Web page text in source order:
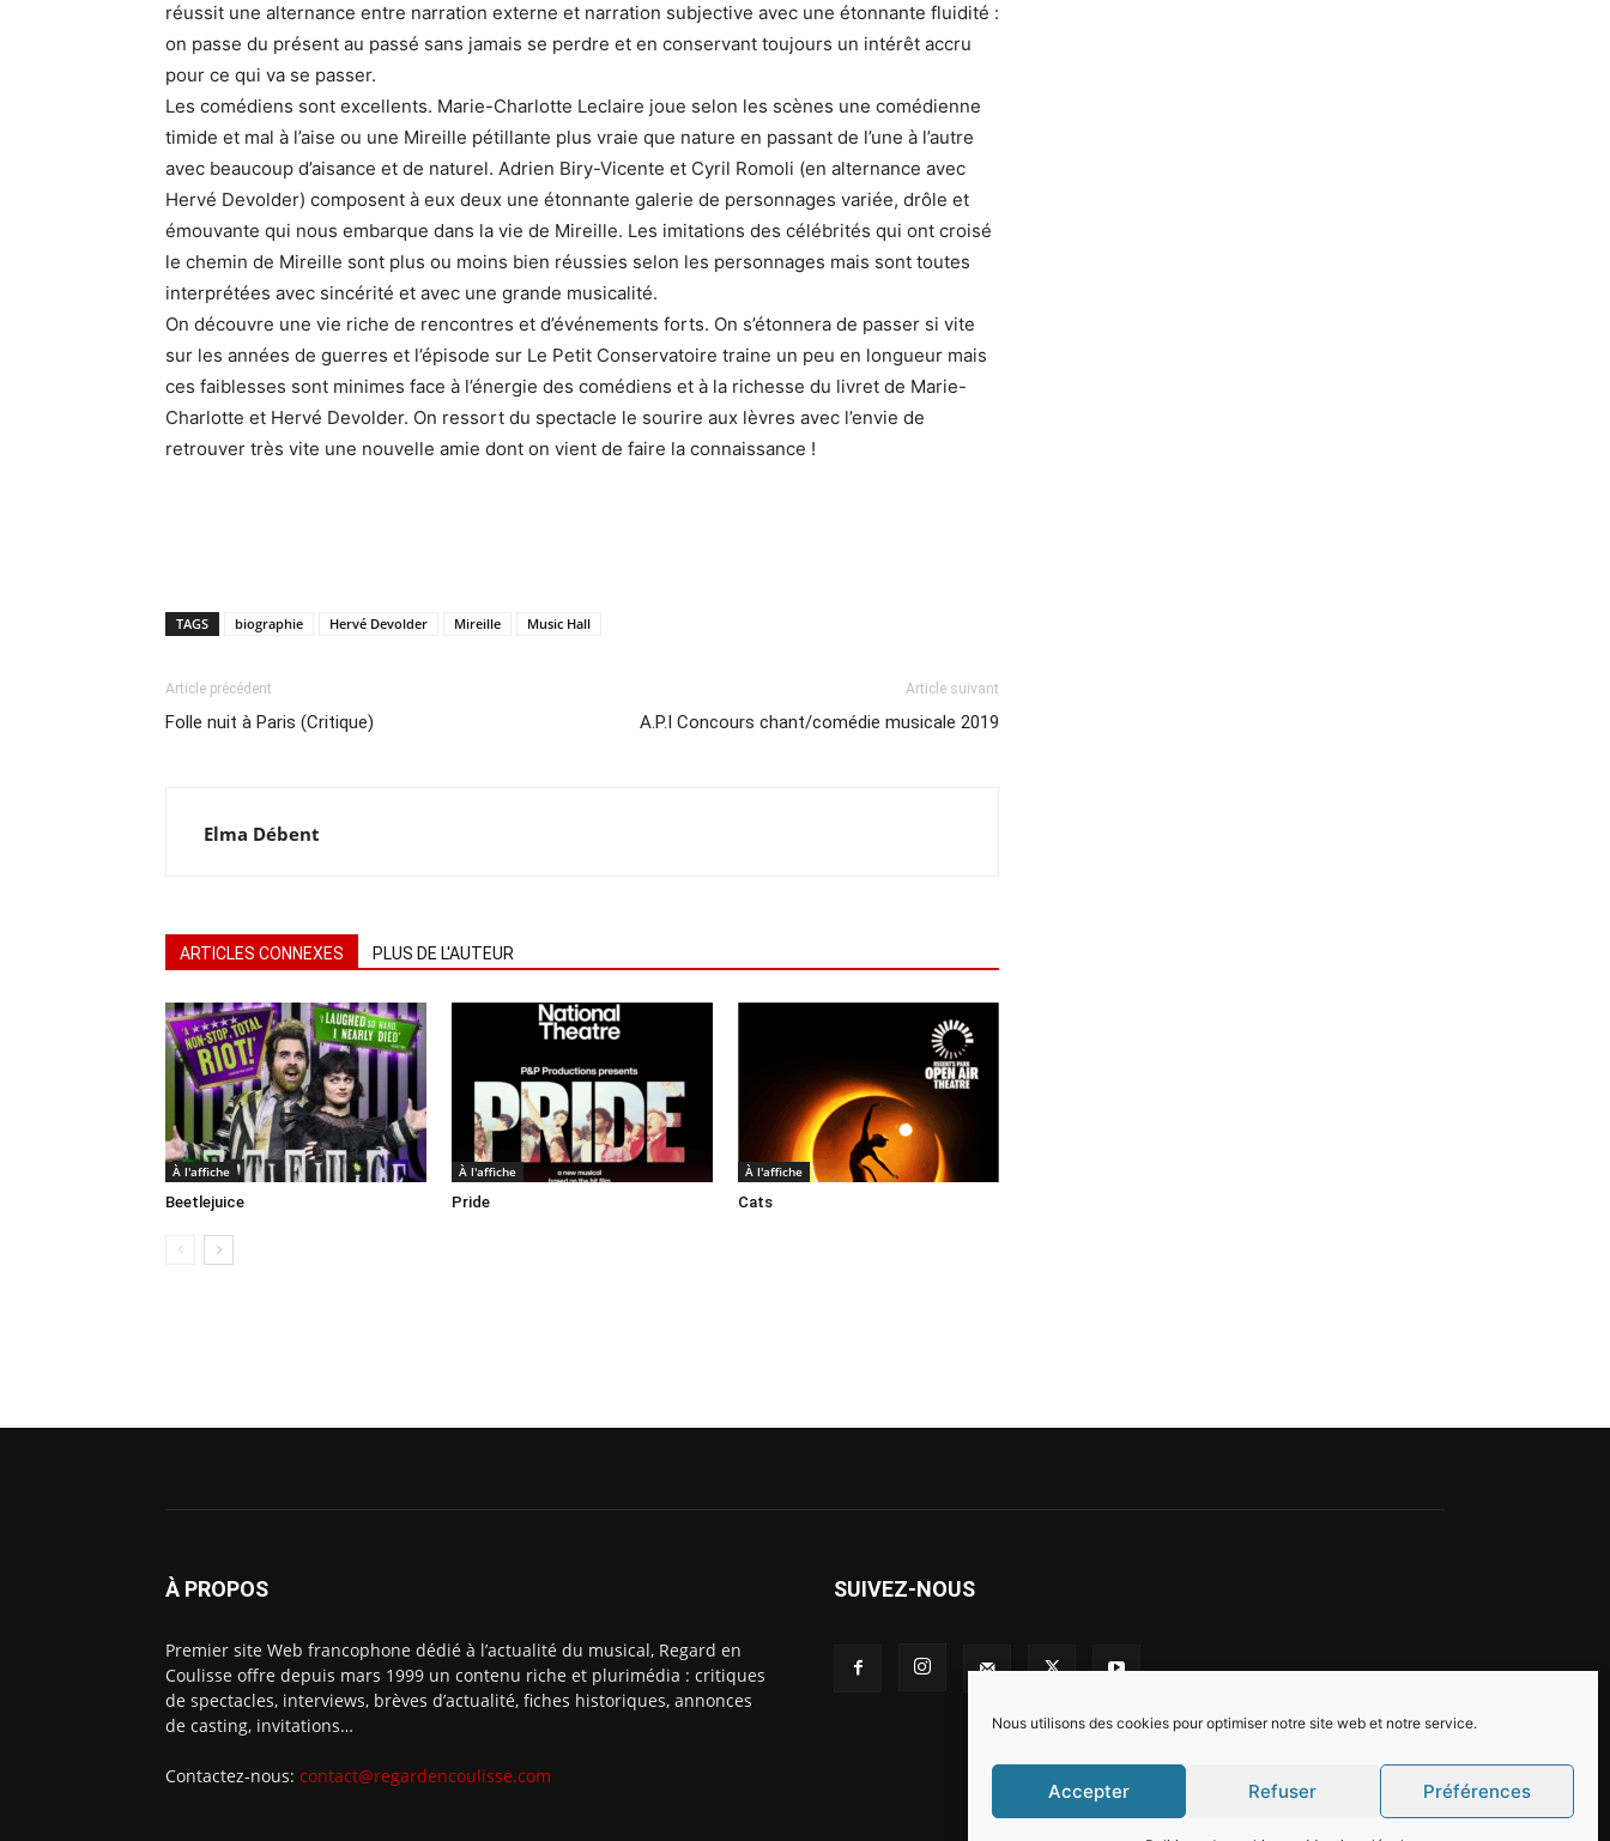
Nous utilisons des cookies pour optimiser notre site web et notre service.
Accepter Refuser Préférences
réussit une alternance entre narration externe et narration subjective avec une étonnante fluidité :
on passe du présent au passé sans jamais se perdre et en conservant toujours un intérêt accru
pour ce qui va se passer.
Les comédiens sont excellents. Marie-Charlotte Leclaire joue selon les scènes une comédienne
timide et mal à l’aise ou une Mireille pétillante plus vraie que nature en passant de l’une à l’autre
avec beaucoup d’aisance et de naturel. Adrien Biry-Vicente et Cyril Romoli (en alternance avec
Hervé Devolder) composent à eux deux une étonnante galerie de personnages variée, drôle et
émouvante qui nous embarque dans la vie de Mireille. Les imitations des célébrités qui ont croisé
le chemin de Mireille sont plus ou moins bien réussies selon les personnages mais sont toutes
interprétées avec sincérité et avec une grande musicalité.
On découvre une vie riche de rencontres et d’événements forts. On s’étonnera de passer si vite
sur les années de guerres et l’épisode sur Le Petit Conservatoire traine un peu en longueur mais
ces faiblesses sont minimes face à l’énergie des comédiens et à la richesse du livret de Marie-
Charlotte et Hervé Devolder. On ressort du spectacle le sourire aux lèvres avec l’envie de
retrouver très vite une nouvelle amie dont on vient de faire la connaissance !
TAGS biographie Hervé Devolder Mireille Music Hall
Article précédent
Folle nuit à Paris (Critique)
Article suivant
A.P.I Concours chant/comédie musicale 2019
Elma Débent
ARTICLES CONNEXES PLUS DE L'AUTEUR
À l'affiche
Beetlejuice
À l'affiche
Pride
À l'affiche
Cats
À PROPOS
Premier site Web francophone dédié à l’actualité du musical, Regard en
Coulisse offre depuis mars 1999 un contenu riche et plurimédia : critiques
de spectacles, interviews, brèves d’actualité, fiches historiques, annonces
de casting, invitations…
Contactez-nous: contact@regardencoulisse.com
SUIVEZ-NOUS